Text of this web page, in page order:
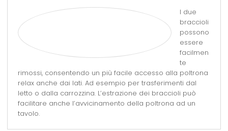
I due
braccioli
possono
essere
facilmen
te
rimossi, consentendo un più facile accesso alla poltrona
relax anche dai lati. Ad esempio per trasferimenti dal
letto o dalla carrozzina. L’estrazione dei braccioli può
facilitare anche l’avvicinamento della poltrona ad un
tavolo.